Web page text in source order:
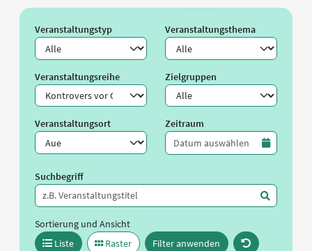
Veranstaltungstyp Veranstaltungsthema
Veranstaltungsreihe Zielgruppen
Veranstaltungsort
Zeitraum
Zeitraum
Suchbegriff
Sortierung und Ansicht
Liste
Raster Filter anwenden